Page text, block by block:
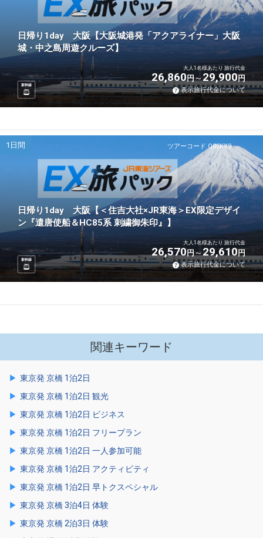
日帰り1day 大阪【大阪城港発「アクアライナー」大阪
城・中之島周遊クルーズ】
新幹線
大人1名様あたり 旅行代金
26,860円 29,900円
表示旅行代金について
ツアーコード Q02KX9
1日間
日帰り1day 大阪【＜住吉大社×JR東海＞EX限定デザイ
ン『遣唐使船＆HC85系 刺繍御朱印』】
新幹線
大人1名様あたり 旅行代金
26,570円 29,610円
表示旅行代金について
関連キーワード
東京発 京橋 1泊2日
東京発 京橋 1泊2日 観光
東京発 京橋 1泊2日 ビジネス
東京発 京橋 1泊2日 フリープラン
東京発 京橋 1泊2日 一人参加可能
東京発 京橋 1泊2日 アクティビティ
東京発 京橋 1泊2日 早トクスペシャル
東京発 京橋 3泊4日 体験
東京発 京橋 2泊3日 体験